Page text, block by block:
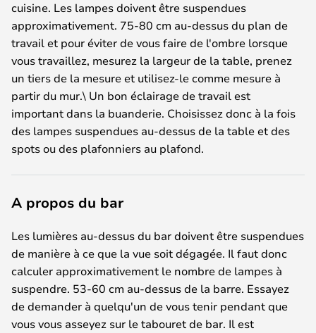
cuisine. Les lampes doivent être suspendues
approximativement. 75-80 cm au-dessus du plan de
travail et pour éviter de vous faire de l'ombre lorsque
vous travaillez, mesurez la largeur de la table, prenez
un tiers de la mesure et utilisez-le comme mesure à
partir du mur.\ Un bon éclairage de travail est
important dans la buanderie. Choisissez donc à la fois
des lampes suspendues au-dessus de la table et des
spots ou des plafonniers au plafond.
A propos du bar
Les lumières au-dessus du bar doivent être suspendues
de manière à ce que la vue soit dégagée. Il faut donc
calculer approximativement le nombre de lampes à
suspendre. 53-60 cm au-dessus de la barre. Essayez
de demander à quelqu'un de vous tenir pendant que
vous vous asseyez sur le tabouret de bar. Il est